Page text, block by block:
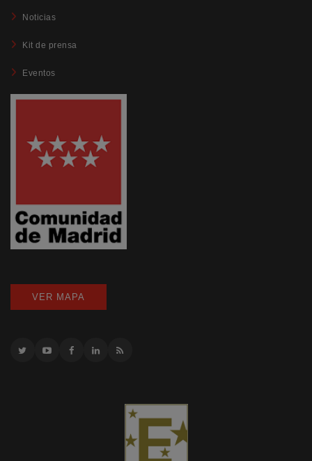
Noticias
Kit de prensa
Eventos
VER MAPA